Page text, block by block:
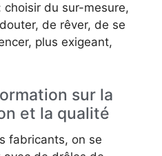
du sur-mesure,
de rêver, de se
plus exigeant,
sur la
et la qualité
fabricants, on se